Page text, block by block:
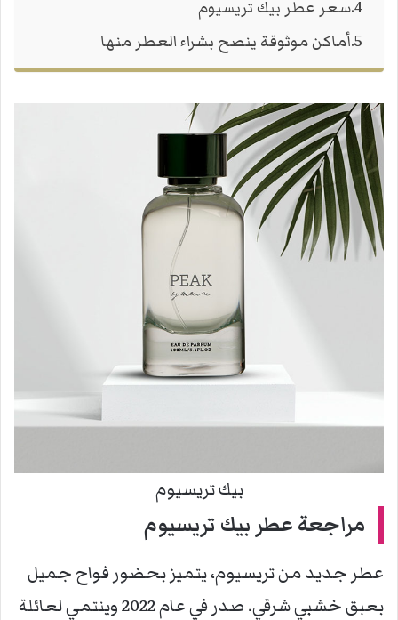
سعر عطر بيك تريسيوم
أماكن موثوقة ينصح بشراء العطر منها
بيك تريسيوم
مراجعة عطر بيك تريسيوم
عطر جديد من تريسيوم، يتميز بحضور فواح جميل
بعبق خشبي شرقي. صدر في عام 2022 وينتمي لعائلة